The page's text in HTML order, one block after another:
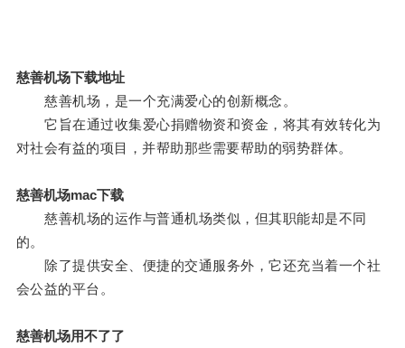
慈善机场下载地址
慈善机场，是一个充满爱心的创新概念。
它旨在通过收集爱心捐赠物资和资金，将其有效转化为
对社会有益的项目，并帮助那些需要帮助的弱势群体。
慈善机场mac下载
慈善机场的运作与普通机场类似，但其职能却是不同
的。
除了提供安全、便捷的交通服务外，它还充当着一个社
会公益的平台。
慈善机场用不了了